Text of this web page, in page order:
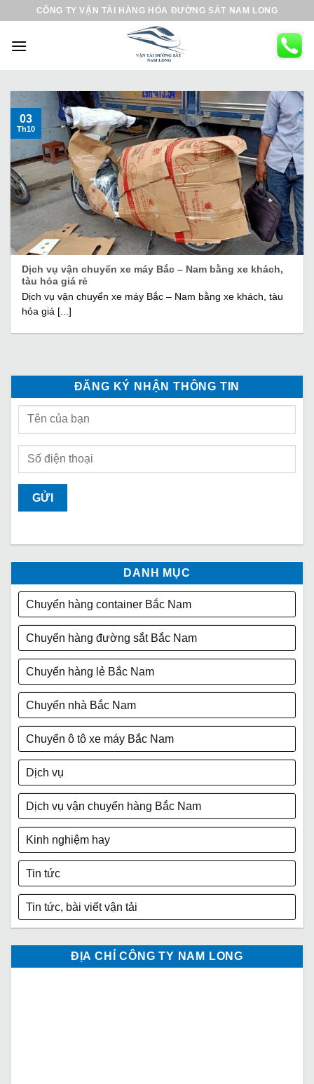
CÔNG TY VẬN TẢI HÀNG HÓA ĐƯỜNG SẮT NAM LONG
Dịch vụ vận chuyển xe máy Bắc – Nam bằng xe khách,
tàu hỏa giá rẻ
Dịch vụ vận chuyển xe máy Bắc – Nam bằng xe khách, tàu
hỏa giá [...]
03
Th10
ĐĂNG KÝ NHẬN THÔNG TIN
DANH MỤC
Chuyển hàng container Bắc Nam
Chuyển hàng đường sắt Bắc Nam
Chuyển hàng lẻ Bắc Nam
Chuyển nhà Bắc Nam
Chuyển ô tô xe máy Bắc Nam
Dịch vụ
Dịch vụ vận chuyển hàng Bắc Nam
Kinh nghiệm hay
Tin tức
Tin tức, bài viết vận tải
ĐỊA CHỈ CÔNG TY NAM LONG